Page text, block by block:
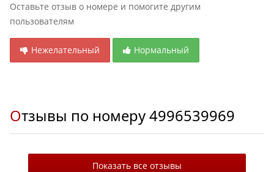
Оставьте отзыв о номере и помогите другим
пользователям
Нежелательный Нормальный
Отзывы по номеру4996539969
Показать все отзывы